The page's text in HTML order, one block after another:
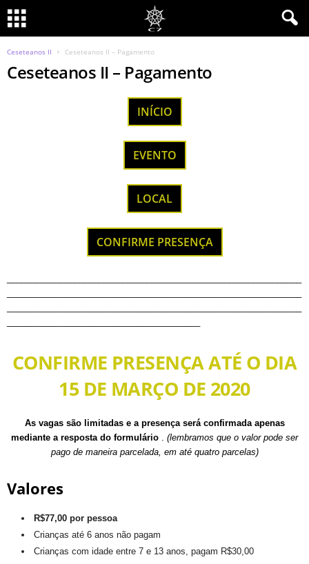
Ceseteanos II Ceseteanos II – Pagamento
Ceseteanos II – Pagamento
INÍCIO
EVENTO
LOCAL
CONFIRME PRESENÇA
CONFIRME PRESENÇA ATÉ O DIA
15 DE MARÇO DE 2020
As vagas são limitadas e a presença será confirmada apenas
mediante a resposta do formulário . (lembramos que o valor pode ser
pago de maneira parcelada, em até quatro parcelas)
Valores
R$77,00 por pessoa
Crianças até 6 anos não pagam
Crianças com idade entre 7 e 13 anos, pagam R$30,00